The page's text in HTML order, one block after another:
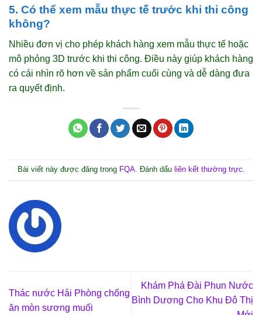
5. Có thể xem mẫu thực tế trước khi thi công
không?
Nhiều đơn vị cho phép khách hàng xem mẫu thực tế hoặc
mô phỏng 3D trước khi thi công. Điều này giúp khách hàng
có cái nhìn rõ hơn về sản phẩm cuối cùng và dễ dàng đưa
ra quyết định.
Bài viết này được đăng trong FQA. Đánh dấu liên kết thường trực.
Thác nước Hải Phòng chống
ăn mòn sương muối
Khám Phá Đài Phun Nước
Bình Dương Cho Khu Đô Thị